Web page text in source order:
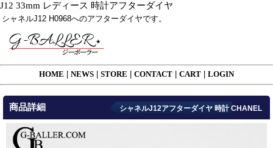
J12 33mm レディース 時計アフターダイヤ
シャネルJ12 H0968へのアフターダイヤです。
HOME NEWS STORE CONTACT CART LOGIN
商品詳細 シャネルJ12アフターダイヤ 時計 CHANEL